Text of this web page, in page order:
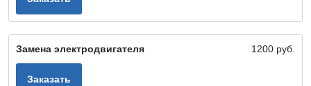
Замена электродвигателя 1200 руб.
Заказать